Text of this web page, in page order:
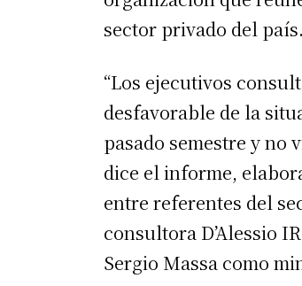
sector privado del país.
“Los ejecutivos
desfavorable de la
pasado semestre y no
dice el informe,
entre referentes del
consultora D’Alessio
Sergio Massa como